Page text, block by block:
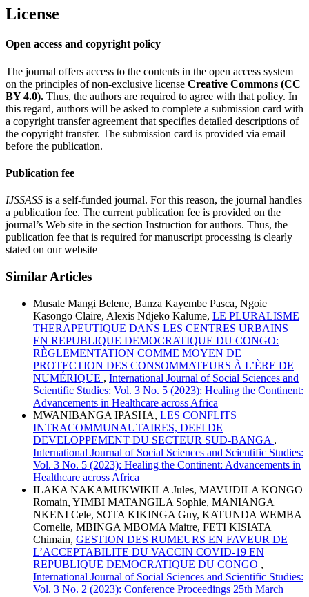
License
Open access and copyright policy
The journal offers access to the contents in the open access system
on the principles of non-exclusive license Creative Commons (CC
BY 4.0). Thus, the authors are required to agree with that policy. In
this regard, authors will be asked to complete a submission card with
a copyright transfer agreement that specifies detailed descriptions of
the copyright transfer. The submission card is provided via email
before the publication.
Publication fee
IJSSASS is a self-funded journal. For this reason, the journal handles
a publication fee. The current publication fee is provided on the
journal’s Web site in the section Instruction for authors. Thus, the
publication fee that is required for manuscript processing is clearly
stated on our website
Similar Articles
Musale Mangi Belene, Banza Kayembe Pasca, Ngoie
Kasongo Claire, Alexis Ndjeko Kalume, LE PLURALISME
THERAPEUTIQUE DANS LES CENTRES URBAINS
EN REPUBLIQUE DEMOCRATIQUE DU CONGO:
RÈGLEMENTATION COMME MOYEN DE
PROTECTION DES CONSOMMATEURS À L’ÈRE DE
NUMÉRIQUE , International Journal of Social Sciences and
Scientific Studies: Vol. 3 No. 5 (2023): Healing the Continent:
Advancements in Healthcare across Africa
MWANIBANGA IPASHA, LES CONFLITS
INTRACOMMUNAUTAIRES, DEFI DE
DEVELOPPEMENT DU SECTEUR SUD-BANGA ,
International Journal of Social Sciences and Scientific Studies:
Vol. 3 No. 5 (2023): Healing the Continent: Advancements in
Healthcare across Africa
ILAKA NAKAMUKWIKILA Jules, MAVUDILA KONGO
Romain, YIMBI MATANGILA Sophie, MANIANGA
NKENI Cele, SOTA KIKINGA Guy, KATUNDA WEMBA
Cornelie, MBINGA MBOMA Maitre, FETI KISIATA
Chimain, GESTION DES RUMEURS EN FAVEUR DE
L’ACCEPTABILITE DU VACCIN COVID-19 EN
REPUBLIQUE DEMOCRATIQUE DU CONGO ,
International Journal of Social Sciences and Scientific Studies:
Vol. 3 No. 2 (2023): Conference Proceedings 25th March